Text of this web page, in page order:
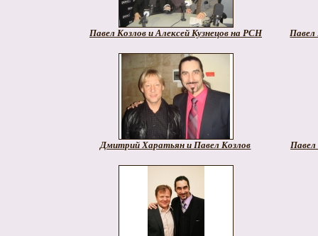
Павел Козлов и Алексей Кузнецов на РСН Павел
Дмитрий Харатьян и Павел Козлов Павел